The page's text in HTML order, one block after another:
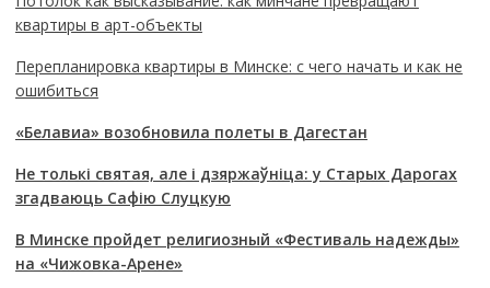
квартиры в арт-объекты
Перепланировка квартиры в Минске: с чего начать и как не
ошибиться
«Белавиа» возобновила полеты в Дагестан
Не толькі святая, але і дзяржаўніца: у Старых Дарогах
згадваюць Сафію Слуцкую
В Минске пройдет религиозный «Фестиваль надежды»
на «Чижовка-Арене»